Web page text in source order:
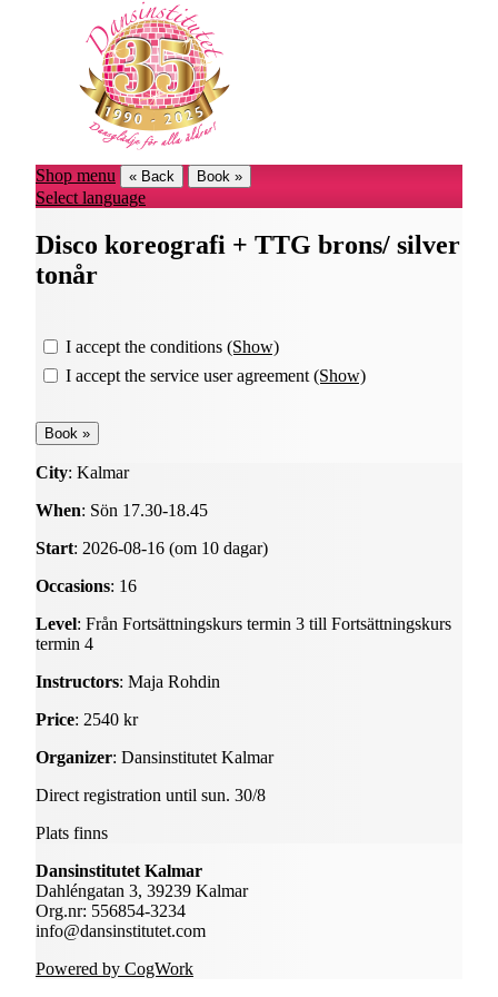
Shop menu « Back Book »
Select language
Disco koreografi + TTG brons/ silver
tonår
I accept the conditions (Show)
I accept the service user agreement (Show)
City: Kalmar
When: Sön 17.30-18.45
Start: 2026-08-16 (om 10 dagar)
Occasions: 16
Level: Från Fortsättningskurs termin 3 till Fortsättningskurs
termin 4
Instructors: Maja Rohdin
Price: 2540 kr
Organizer: Dansinstitutet Kalmar
Direct registration until sun. 30/8
Plats finns
Dansinstitutet Kalmar
Dahléngatan 3, 39239 Kalmar
Org.nr: 556854-3234
info@dansinstitutet.com
Powered by CogWork